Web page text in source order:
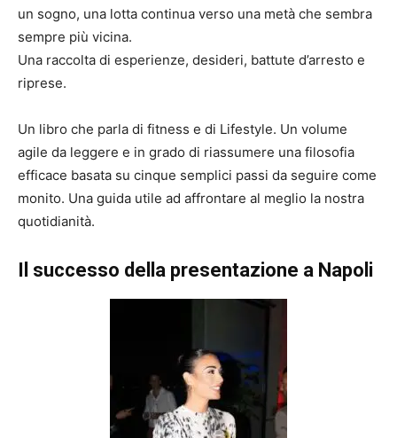
un sogno, una lotta continua verso una metà che sembra
sempre più vicina.
Una raccolta di esperienze, desideri, battute d’arresto e
riprese.
Un libro che parla di fitness e di Lifestyle. Un volume
agile da leggere e in grado di riassumere una filosofia
efficace basata su cinque semplici passi da seguire come
monito. Una guida utile ad affrontare al meglio la nostra
quotidianità.
Il successo della presentazione a Napoli